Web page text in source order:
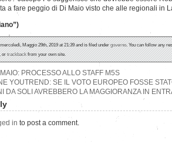
a fare peggio di Di Maio visto che alle regionali in
Maggio 29th, 2019 at 21:39 and is filed undergoverno. You can follow any
, ortrackbackfrom your own site.
PROCESSO ALLO STAFF M5S
YOUTREND: SE IL VOTO EUROPEO FOSSE
DA SOLI AVREBBERO LA MAGGIORANZA IN
in to post a comment.